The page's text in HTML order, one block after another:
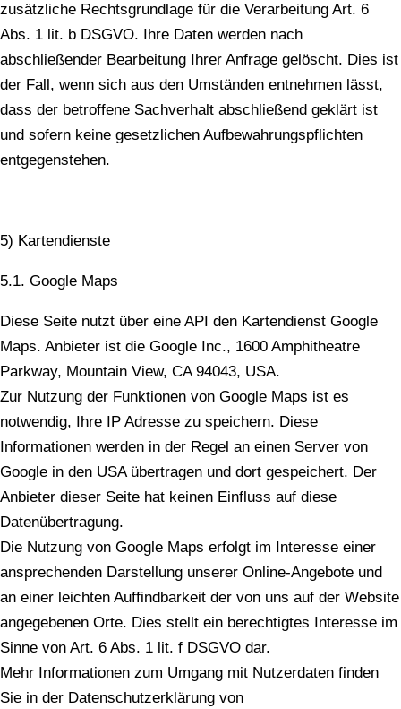
zusätzliche Rechtsgrundlage für die Verarbeitung Art. 6
Abs. 1 lit. b DSGVO. Ihre Daten werden nach
abschließender Bearbeitung Ihrer Anfrage gelöscht. Dies ist
der Fall, wenn sich aus den Umständen entnehmen lässt,
dass der betroffene Sachverhalt abschließend geklärt ist
und sofern keine gesetzlichen Aufbewahrungspflichten
entgegenstehen.
5) Kartendienste
5.1. Google Maps
Diese Seite nutzt über eine API den Kartendienst Google
Maps. Anbieter ist die Google Inc., 1600 Amphitheatre
Parkway, Mountain View, CA 94043, USA.
Zur Nutzung der Funktionen von Google Maps ist es
notwendig, Ihre IP Adresse zu speichern. Diese
Informationen werden in der Regel an einen Server von
Google in den USA übertragen und dort gespeichert. Der
Anbieter dieser Seite hat keinen Einfluss auf diese
Datenübertragung.
Die Nutzung von Google Maps erfolgt im Interesse einer
ansprechenden Darstellung unserer Online-Angebote und
an einer leichten Auffindbarkeit der von uns auf der Website
angegebenen Orte. Dies stellt ein berechtigtes Interesse im
Sinne von Art. 6 Abs. 1 lit. f DSGVO dar.
Mehr Informationen zum Umgang mit Nutzerdaten finden
Sie in der Datenschutzerklärung von